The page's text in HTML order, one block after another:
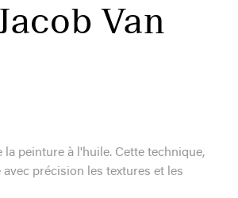
Van
peinture à l'huile. Cette technique,
précision les textures et les